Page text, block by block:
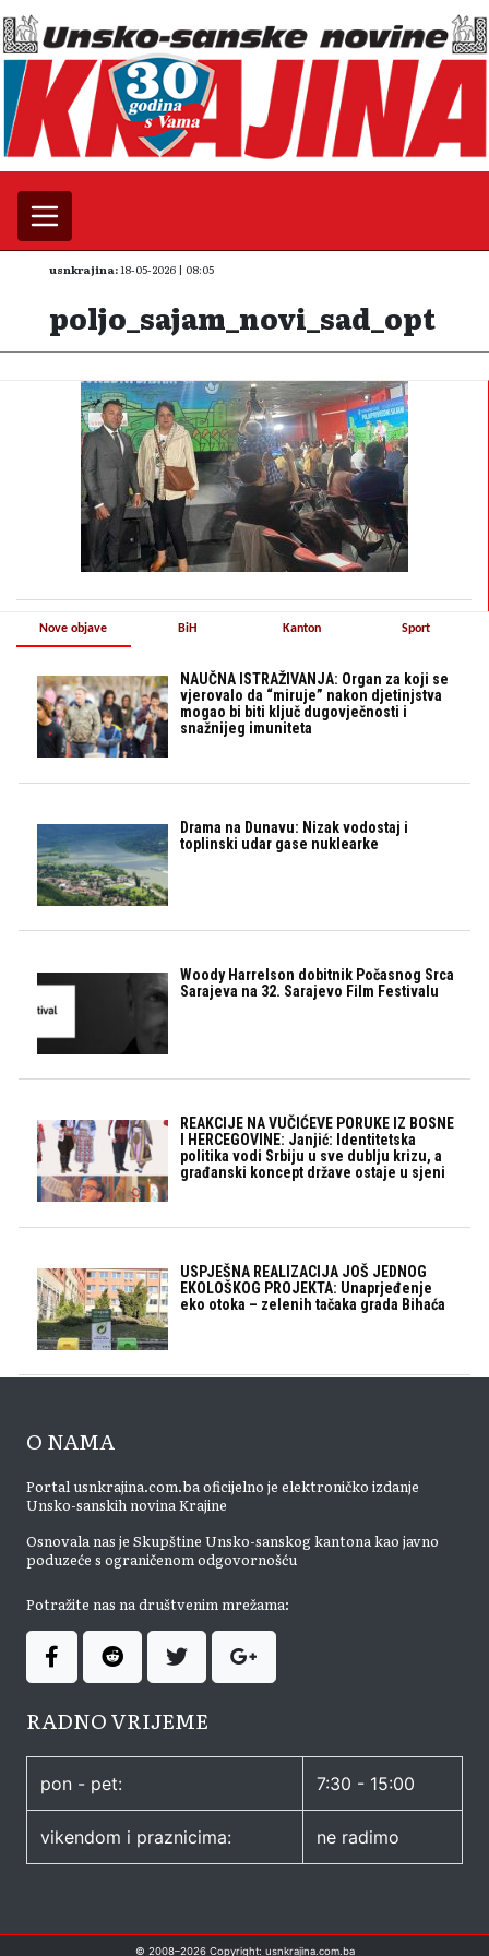
usnkrajina:18-05-2026 | 08:05
poljo_sajam_novi_sad_opt
Nove objave
NAUČNA ISTRAŽIVANJA: Organ za koji se
vjerovalo da “miruje” nakon djetinjstva
mogao bi biti ključ dugovječnosti i
snažnijeg imuniteta
Drama na Dunavu: Nizak vodostaj i
toplinski udar gase nuklearke
Woody Harrelson dobitnik Počasnog Srca
Sarajeva na 32. Sarajevo Film Festivalu
REAKCIJE NA VUČIĆEVE PORUKE IZ BOSNE
I HERCEGOVINE: Janjić: Identitetska
politika vodi Srbiju u sve dublju krizu, a
građanski koncept države ostaje u sjeni
USPJEŠNA REALIZACIJA JOŠ JEDNOG
EKOLOŠKOG PROJEKTA: Unaprjeđenje
eko otoka – zelenih tačaka grada Bihaća
BiH Kanton Sport
O NAMA
Portal usnkrajina.com.ba oficijelno je elektroničko izdanje
Unsko-sanskih novina Krajine
Osnovala nas je Skupštine Unsko-sanskog kantona kao javno
poduzeće s ograničenom odgovornošću
Potražite nas na društvenim mrežama:
RADNO VRIJEME
pon - pet: 7:30 - 15:00
vikendom i praznicima: ne radimo
© 2008–2026Copyright: usnkrajina.com.ba